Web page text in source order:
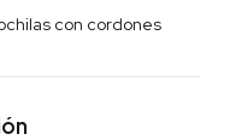
con cordones